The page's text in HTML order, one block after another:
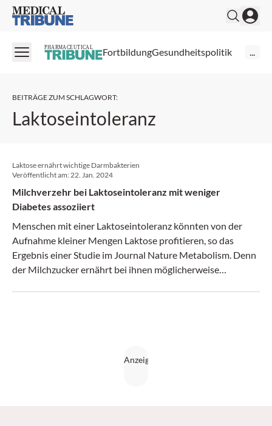
Medical Tribune
PHARMACEUTICAL FortbildungGesundheitspolitik ...
BEITRÄGE ZUM SCHLAGWORT:
Laktoseintoleranz
Laktose ernährt wichtige Darmbakterien
Veröffentlicht am: 22. Jan. 2024
Milchverzehr bei Laktoseintoleranz mit weniger
Diabetes assoziiert
Menschen mit einer Laktoseintoleranz könnten von der
Aufnahme kleiner Mengen Laktose profitieren, so das
Ergebnis einer Studie im Journal Nature Metabolism. Denn
der Milchzucker ernährt bei ihnen möglicherweise